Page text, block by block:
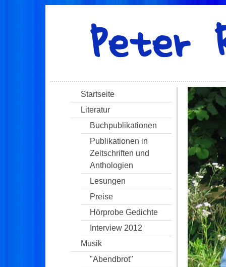
Startseite
Literatur
Buchpublikationen
Publikationen in
Zeitschriften und
Anthologien
Lesungen
Preise
Hörprobe Gedichte
Interview 2012
Musik
"Abendbrot"